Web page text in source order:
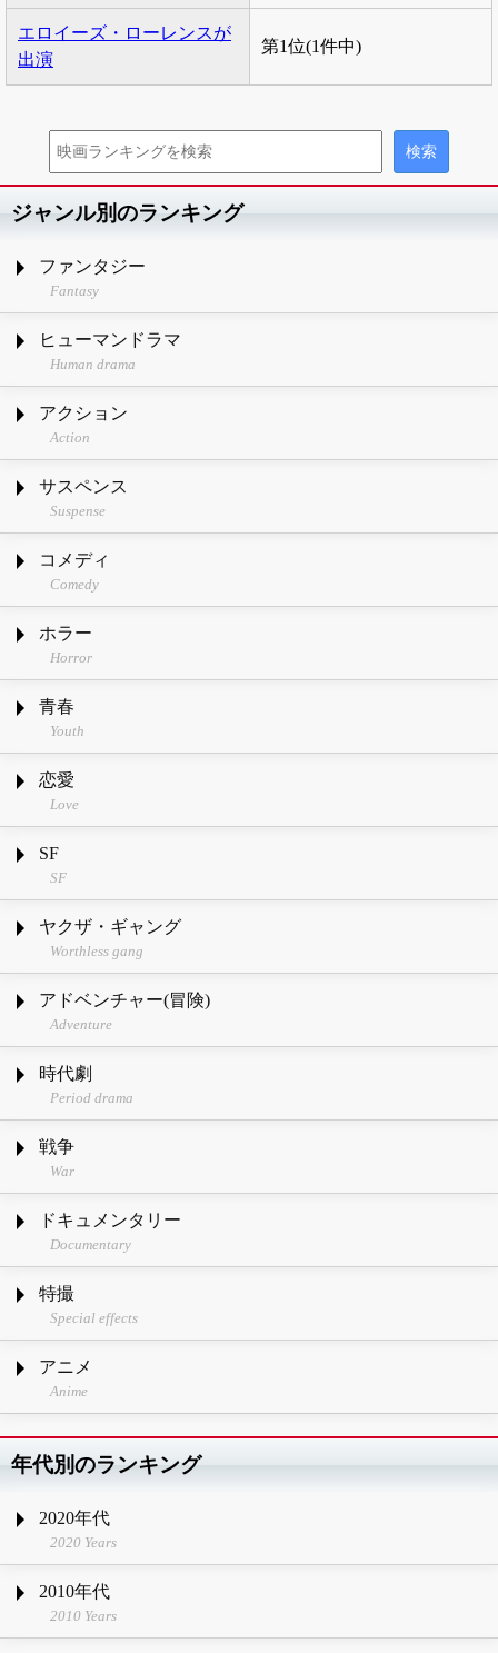
エロイーズ・ローレンスが
出演
第1位(1件中)
ジャンル別のランキング
ファンタジー
Fantasy
ヒューマンドラマ
Human drama
アクション
Action
サスペンス
Suspense
コメディ
Comedy
ホラー
Horror
青春
Youth
恋愛
Love
SF
SF
ヤクザ・ギャング
Worthless gang
アドベンチャー(冒険)
Adventure
時代劇
Period drama
戦争
War
ドキュメンタリー
Documentary
特撮
Special effects
アニメ
Anime
年代別のランキング
2020年代
2020 Years
2010年代
2010 Years